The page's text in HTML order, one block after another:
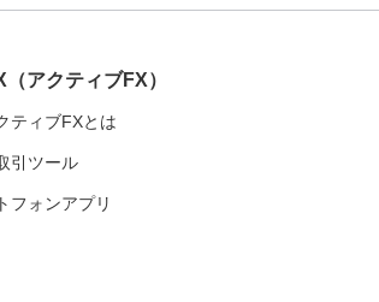
（アクティブFX）
ティブFXとは
引ツール
フォンアプリ